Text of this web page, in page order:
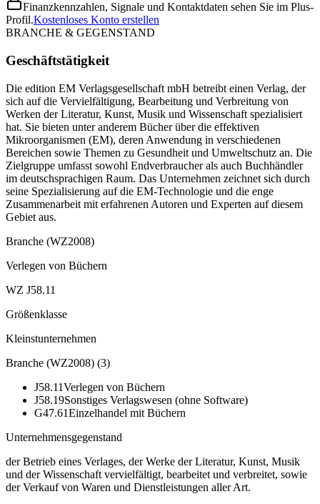
Finanzkennzahlen, Signale und Kontaktdaten sehen Sie im Plus-
Profil.Kostenloses Konto erstellen
BRANCHE & GEGENSTAND
Geschäftstätigkeit
Die edition EM Verlagsgesellschaft mbH betreibt einen Verlag, der
sich auf die Vervielfältigung, Bearbeitung und Verbreitung von
Werken der Literatur, Kunst, Musik und Wissenschaft spezialisiert
hat. Sie bieten unter anderem Bücher über die effektiven
Mikroorganismen (EM), deren Anwendung in verschiedenen
Bereichen sowie Themen zu Gesundheit und Umweltschutz an. Die
Zielgruppe umfasst sowohl Endverbraucher als auch Buchhändler
im deutschsprachigen Raum. Das Unternehmen zeichnet sich durch
seine Spezialisierung auf die EM-Technologie und die enge
Zusammenarbeit mit erfahrenen Autoren und Experten auf diesem
Gebiet aus.
Branche (WZ2008)
Verlegen von Büchern
WZ J58.11
Größenklasse
Kleinstunternehmen
Branche (WZ2008) (3)
J58.11Verlegen von Büchern
J58.19Sonstiges Verlagswesen (ohne Software)
G47.61Einzelhandel mit Büchern
Unternehmensgegenstand
der Betrieb eines Verlages, der Werke der Literatur, Kunst, Musik
und der Wissenschaft vervielfältigt, bearbeitet und verbreitet, sowie
der Verkauf von Waren und Dienstleistungen aller Art.